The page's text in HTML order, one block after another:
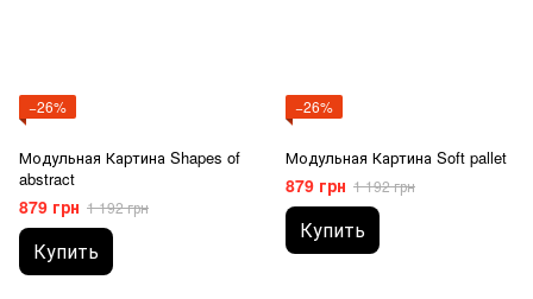
−26%
Модульная Картина Shapes of
abstract
879 грн 1 192 грн
Купить
−26%
Модульная Картина Soft pallet
879 грн 1 192 грн
Купить